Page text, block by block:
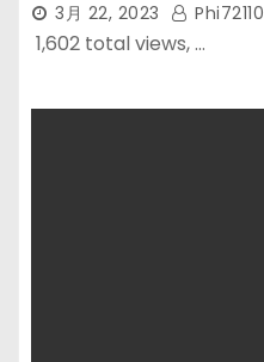
3月 22, 2023 Phi72110
1,602 total views, …